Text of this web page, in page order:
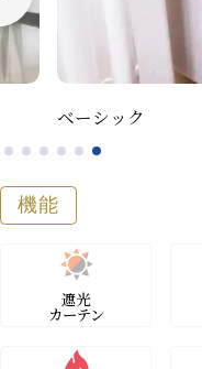
ベーシック
機能
遮光
カーテン